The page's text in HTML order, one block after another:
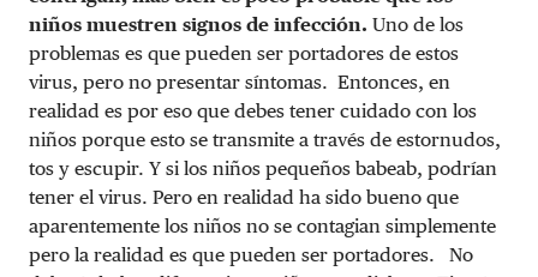
niños muestren signos de infección. Uno de los
problemas es que pueden ser portadores de estos
virus, pero no presentar síntomas. Entonces, en
realidad es por eso que debes tener cuidado con los
niños porque esto se transmite a través de estornudos,
tos y escupir. Y si los niños pequeños babeab, podrían
tener el virus. Pero en realidad ha sido bueno que
aparentemente los niños no se contagian simplemente
pero la realidad es que pueden ser portadores. No